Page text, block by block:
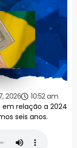
2026
10:52 am
em relação a 2024
seis anos.